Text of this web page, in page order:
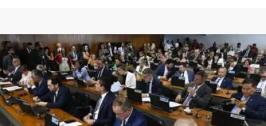
começa pela estruturação da ferramenta nas
unidades que articulam e coordenam ações de
integridade e transparência em 204 órgãos e
autarquias federais. Essas unidades formam o Sistema
de